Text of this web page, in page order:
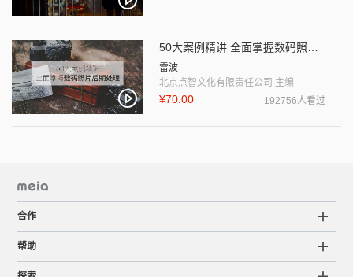
雷波
北京点智文化有限责任公司 主编
¥70.00 192756人看过
合作
帮助